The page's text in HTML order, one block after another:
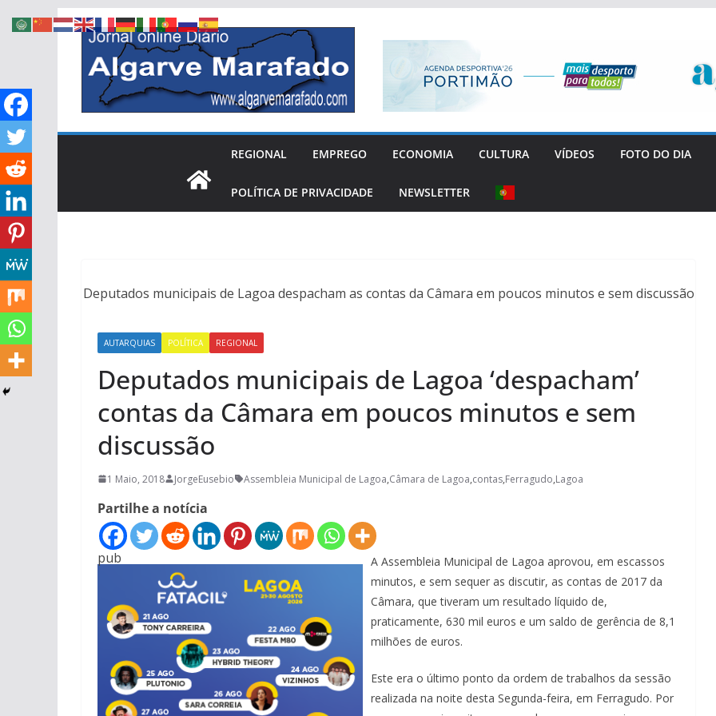
Skip
content
REGIONAL EMPREGO ECONOMIA CULTURA VÍDEOS FOTO DO DIA
POLÍTICA DE PRIVACIDADE NEWSLETTER
Deputados municipais de Lagoa despacham as contas da Câmara em poucos minutos e sem discussão
AUTARQUIAS POLÍTICA REGIONAL
Deputados municipais de Lagoa ‘despacham’
contas da Câmara em poucos minutos e sem
discussão
1 Maio, 2018 JorgeEusebio Assembleia Municipal de Lagoa,Câmara de Lagoa,contas,Ferragudo,Lagoa
Partilhe a notícia
pub
A Assembleia Municipal de Lagoa aprovou, em escassos
minutos, e sem sequer as discutir, as contas de 2017 da
Câmara, que tiveram um resultado líquido de,
praticamente, 630 mil euros e um saldo de gerência de 8,1
milhões de euros.
Este era o último ponto da ordem de trabalhos da sessão
realizada na noite desta Segunda-feira, em Ferragudo. Por